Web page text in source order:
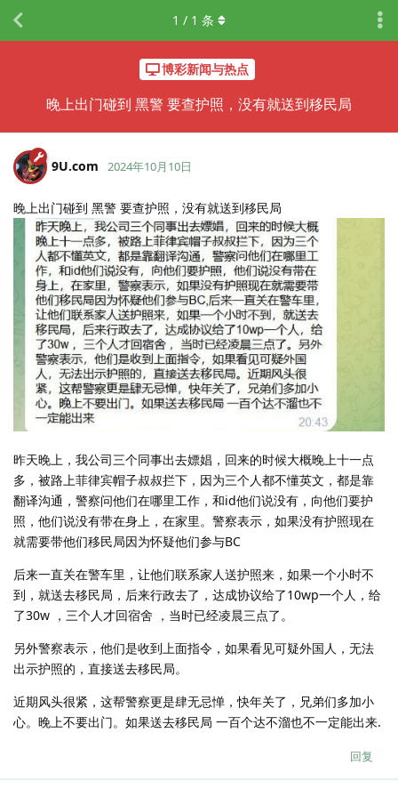
博彩新闻与热点
晚上出门碰到 黑警 要查护照，没有就送到移民局
1 / 1 条
9U.​com 2024年10月10日
晚上出门碰到 黑警 要查护照，没有就送到移民局
昨天晚上，我公司三个同事出去嫖娼，回来的时候大概晚上十一点
多，被路上菲律宾帽子叔叔拦下，因为三个人都不懂英文，都是靠
翻译沟通，警察问他们在哪里工作，和id他们说没有，向他们要护
照，他们说没有带在身上，在家里。警察表示，如果没有护照现在
就需要带他们移民局因为怀疑他们参与BC
后来一直关在警车里，让他们联系家人送护照来，如果一个小时不
到，就送去移民局，后来行政去了，达成协议给了10wp一个人，给
了30w ，三个人才回宿舍 ，当时已经凌晨三点了。
另外警察表示，他们是收到上面指令，如果看见可疑外国人，无法
出示护照的，直接送去移民局。
近期风头很紧，这帮警察更是肆无忌惮，快年关了，兄弟们多加小
心。晚上不要出门。如果送去移民局 一百个达不溜也不一定能出来.
回复